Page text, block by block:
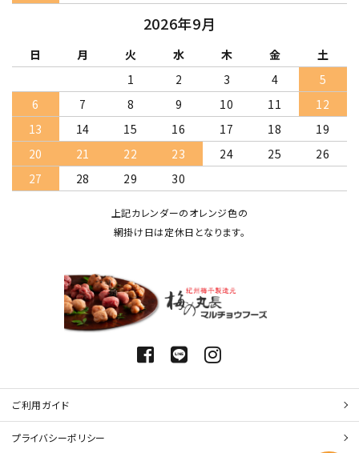
2026年9月
日 月 火 水 木 金
土
1
2 3 4
5
6
7 8 9 10 11
12
13
14 15 16 17 18
19
20
21 22 23 24 25
26
27
28 29 30
上記カレンダーのオレンジ色の
網掛け日は定休日となります。
ご利用ガイド
プライバシーポリシー